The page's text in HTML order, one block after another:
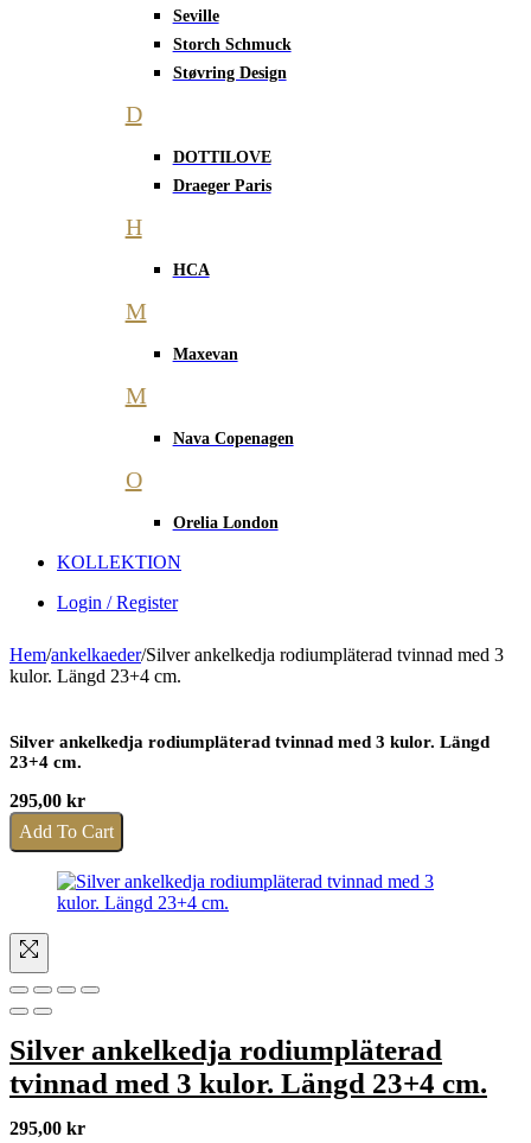
Seville
Storch Schmuck
Støvring Design
D
DOTTILOVE
Draeger Paris
H
HCA
M
Maxevan
M
Nava Copenagen
O
Orelia London
KOLLEKTION
Login / Register
Hem/ankelkaeder/Silver ankelkedja rodiumpläterad tvinnad med 3
kulor. Längd 23+4 cm.
Silver ankelkedja rodiumpläterad tvinnad med 3 kulor. Längd
23+4 cm.
295,00 kr
Add To Cart
Silver ankelkedja rodiumpläterad
tvinnad med 3 kulor. Längd 23+4 cm.
295,00 kr